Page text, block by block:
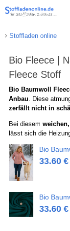
Stoffladen online
Bio Fleece |
Fleece Stoff
Bio Baumwoll
Anbau . Diese
zerfällt nicht in
Bei diesem
lässt sich die
Bio
33.60 €
Bio
33.60 €